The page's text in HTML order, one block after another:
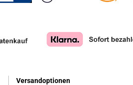
Versandoptionen